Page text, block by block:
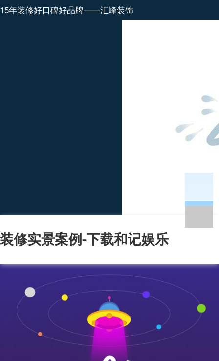
15年装修好口碑好品牌——汇峰装饰
装修实景案例-下载和记娱乐